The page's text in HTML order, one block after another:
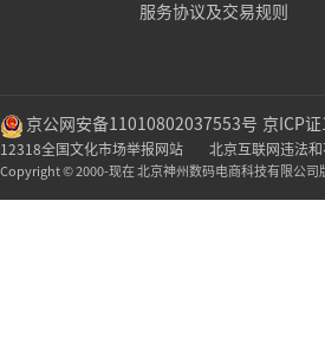
服务协议及交易规则
京公网安备11010802037553号 京ICP
12318全国文化市场举报网站 北京互联网违法
Copyright © 2000-现在 北京神州数码电商科技有限公司